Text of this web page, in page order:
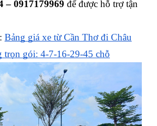
– 0917179969 để được hỗ trợ tận
Bảng giá xe từ Cần Thơ đi Châu
trọn gói: 4-7-16-29-45 chỗ